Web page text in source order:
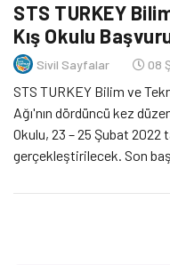
STS TURKEY
Kış Okulu
Sivil Sayfalar 08
STS TURKEY Bilim ve
Ağı'nın dördüncü kez
Okulu, 23 – 25 Şubat
gerçekleştirilecek. Son